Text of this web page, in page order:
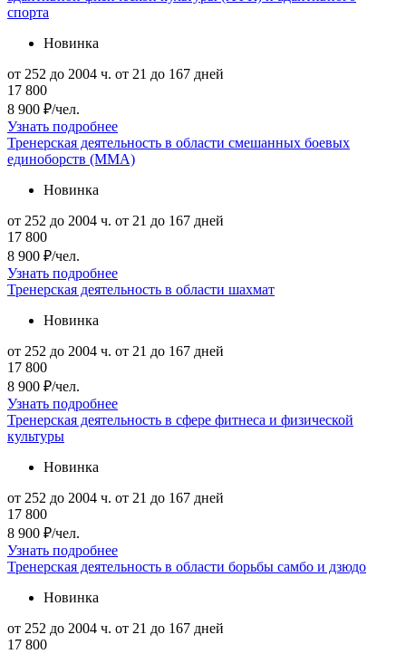
спорта
Новинка
от 252 до 2004 ч. от 21 до 167 дней
17 800
8 900 ₽/чел.
Узнать подробнее
Тренерская деятельность в области смешанных боевых
единоборств (ММА)
Новинка
от 252 до 2004 ч. от 21 до 167 дней
17 800
8 900 ₽/чел.
Узнать подробнее
Тренерская деятельность в области шахмат
Новинка
от 252 до 2004 ч. от 21 до 167 дней
17 800
8 900 ₽/чел.
Узнать подробнее
Тренерская деятельность в сфере фитнеса и физической
культуры
Новинка
от 252 до 2004 ч. от 21 до 167 дней
17 800
8 900 ₽/чел.
Узнать подробнее
Тренерская деятельность в области борьбы самбо и дзюдо
Новинка
от 252 до 2004 ч. от 21 до 167 дней
17 800